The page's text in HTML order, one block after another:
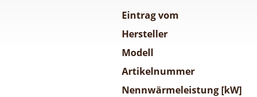
Eintrag vom
Hersteller
Modell
Artikelnummer
Nennwärmeleistung [kW]